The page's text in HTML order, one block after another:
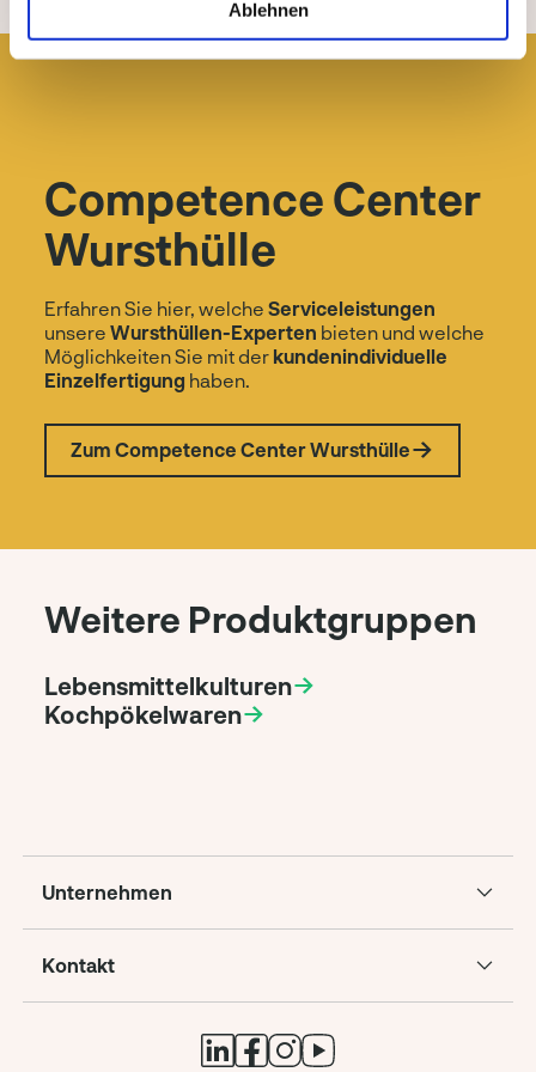
Ablehnen
Competence Center
Wursthülle
Erfahren Sie hier, welcheServiceleistungen
unsereWursthüllen-Experten bieten und welche
Möglichkeiten Sie mit der kundenindividuelle
Einzelfertigung haben.
Zum Competence Center Wursthülle
Weitere Produktgruppen
Lebensmittelkulturen
Kochpökelwaren
Unternehmen
Kontakt